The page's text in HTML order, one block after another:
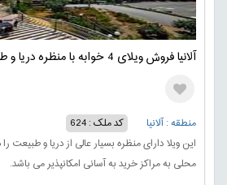
آلانیا فروش ویلای 4 خوابه با منظره دریا و طبیعت
منطقه : آلانیا
کد ملک : 624
این ویلا دارای منظره بسیار عالی از دریا و طبیعت
محلی به مراکز خرید به آسانی امکانپذیر می باشد.